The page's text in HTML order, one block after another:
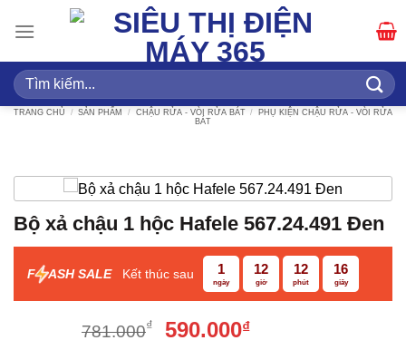
qua
dung
Tìm
kiếm:
TRANG CHỦ / SẢN PHẨM / CHẬU RỬA - VÒI RỬA BÁT /
PHỤ KIỆN CHẬU RỬA - VÒI RỬA
BÁT
Bộ xả chậu 1 hộc Hafele 567.24.491 Đen
F ASH SALE Kết thúc sau 1
ngày
12
giờ
12
phút
16
giây
781.000₫
Giá
590.000₫Giá